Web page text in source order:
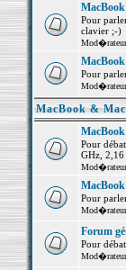
Pour
clavier ;-)
Pour
MacBook &
Pour
GHz, 2,16
Pour
Forum
Pour